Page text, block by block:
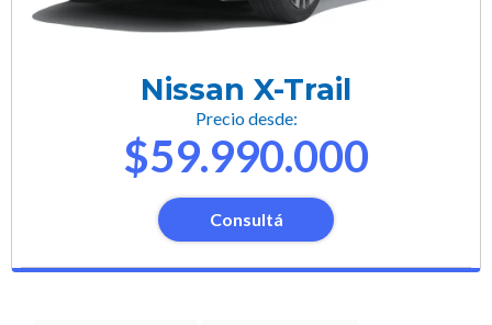
Nissan X-Trail
Precio desde:
$59.990.000
Consultá